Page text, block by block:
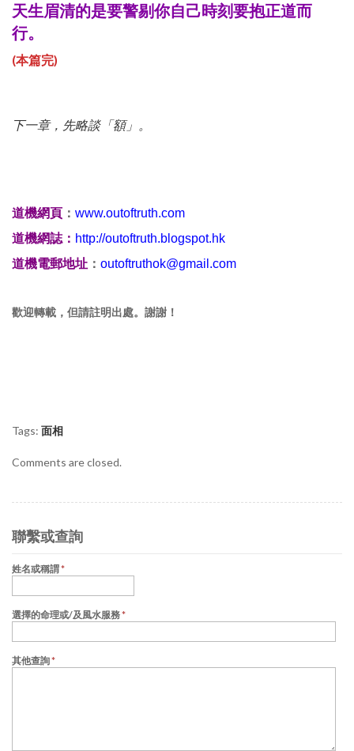
天生眉清的是要警剔你自己時刻要抱正道而
行。
(本篇完)
下一章，先略談「額」。
道機網頁 ： www.outoftruth.com
道機網誌： http://outoftruth.blogspot.hk
道機電郵地址 ： outoftruthok@gmail.com
歡迎轉載， 但請註明出處。謝謝！
Tags: 面相
Comments are closed.
聯繫或查詢
姓名或稱謂*
選擇的命理或/及風水服務*
其他查詢*